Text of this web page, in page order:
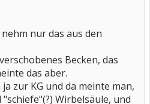
nur das aus den
Becken, das
das aber.
zur KG und da meinte man,
Wirbelsäule, und